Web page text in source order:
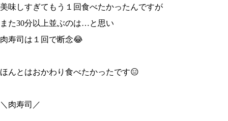
美味しすぎてもう１回食べたかったんですが
また30分以上並ぶのは…と思い
肉寿司は１回で断念😂
ほんとはおかわり食べたかったです😑
＼肉寿司／